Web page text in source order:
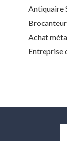
Antiquaire
Achat
Entreprise